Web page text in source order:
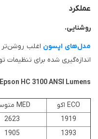
عملکرد
روشنایی.
مدل‌های اپسون
اندازه‌گیری شده برای
Epson HC 3100 ANSI Lumens
ECO اکو MED متوسط
1919
2623
1393
1905